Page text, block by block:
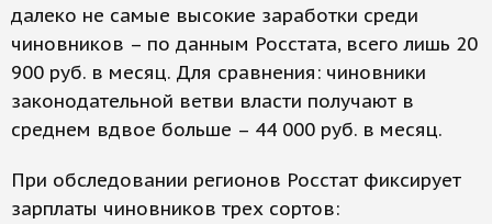
далеко не самые высокие заработки среди
чиновников – по данным Росстата, всего лишь 20
900 руб. в месяц. Для сравнения: чиновники
законодательной ветви власти получают в
среднем вдвое больше – 44 000 руб. в месяц.
При обследовании регионов Росстат фиксирует
зарплаты чиновников трех сортов: